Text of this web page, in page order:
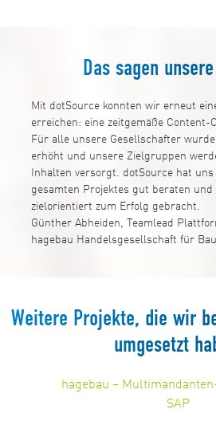
Das sagen
Mit dotSource konnten wir erneut
erreichen: eine zeitgemäße Content-
Für alle unsere Gesellschafter
erhöht und unsere Zielgruppen
Inhalten versorgt. dotSource hat
gesamten Projektes gut beraten und
zielorientiert zum Erfolg gebracht.
Günther Abheiden, Teamlead
hagebau Handelsgesellschaft für
Weitere Projekte, die wir
umgesetzt
hagebau –
SAP